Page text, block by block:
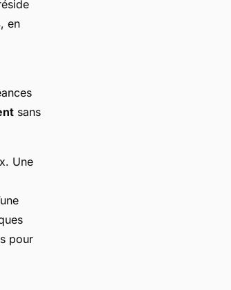
, en
sans
Une
pour